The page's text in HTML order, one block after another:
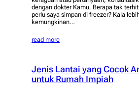
dengan dokter Kamu. Berapa tak
perlu saya simpan di freezer? Kala
kemungkinan…
read more
Jenis Lantai yang Cocok
untuk Rumah Impiah